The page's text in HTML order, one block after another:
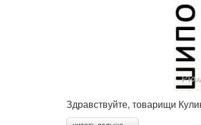
Здравствуйте, товарищи